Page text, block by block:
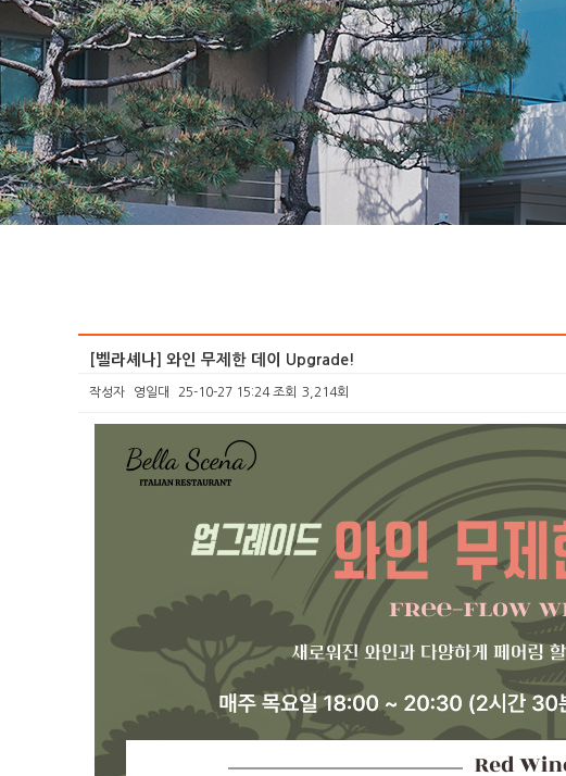
[벨라셰나] 와인 무제한 데이 Upgrade!
작성자 영일대 25-10-27 15:24조회 3,214회